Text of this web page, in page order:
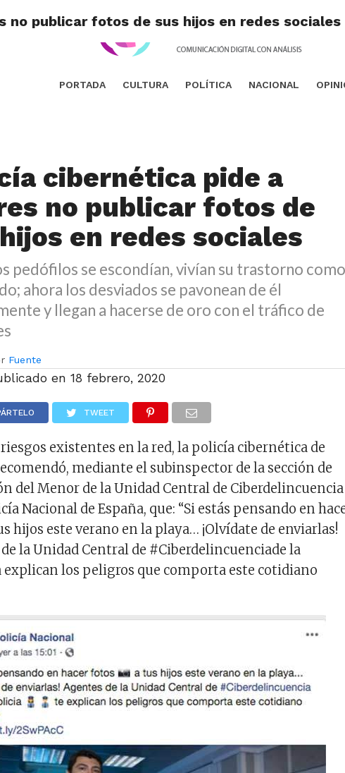
PORTADA CULTURA POLÍTICA NACIONAL
no publicar fotos de sus hijos en redes sociales
cibernética pide a
no publicar fotos de
en redes sociales
pedófilos se escondían, vivían su trastorno como
ahora los desviados se pavonean de él
y llegan a hacerse de oro con el tráfico de
Fuente
en 18 febrero, 2020
TWEET
existentes en la red, la policía cibernética de
mediante el subinspector de la sección de
del Menor de la Unidad Central de Ciberdelincuencia
Nacional de España, que: “Si estás pensando en
hijos este verano en la playa… ¡Olvídate de enviarlas!
la Unidad Central de #Ciberdelincuenciade la
explican los peligros que comporta este cotidiano